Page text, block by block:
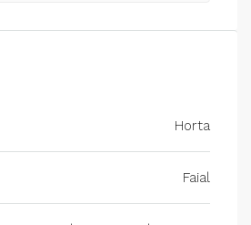
Horta
Faial